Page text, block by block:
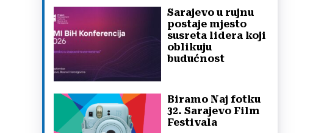
Sarajevo u rujnu
postaje mjesto
susreta lidera koji
oblikuju
budućnost
Biramo Naj fotku
32. Sarajevo Film
Festivala